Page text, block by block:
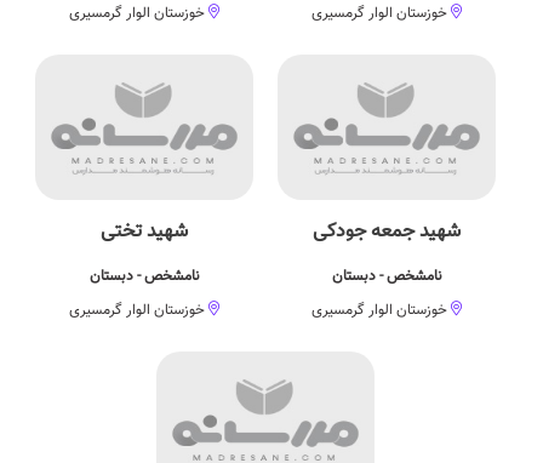
خوزستان الوار گرمسیری
خوزستان الوار گرمسیری
شهید جمعه جودکی
نامشخص - دبستان
خوزستان الوار گرمسیری
شهید تختی
نامشخص - دبستان
خوزستان الوار گرمسیری